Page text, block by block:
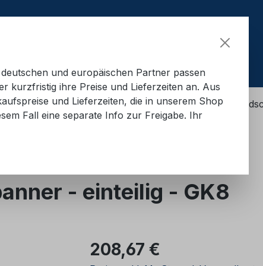
Hebetechnik ADR-Ausrüstung
- einteilig - GK8
Regulärer Preis:
208,67 €
und europäischen Partner passen
kurzfristig ihre Preise und Lieferzeiten an. Aus
und Lieferzeiten, die in unserem Shop
Fall eine separate Info zur Freigabe. Ihr